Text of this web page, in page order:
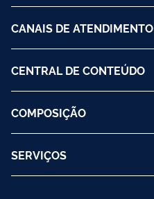
CANAIS DE ATENDIMENTO
CENTRAL DE CONTEÚDO
COMPOSIÇÃO
SERVIÇOS